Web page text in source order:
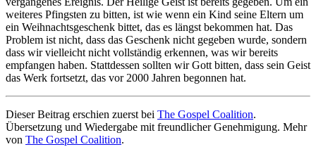
weiteres Pfingsten zu bitten, ist wie wenn ein Kind seine Eltern um
ein Weihnachtsgeschenk bittet, das es längst bekommen hat. Das
Problem ist nicht, dass das Geschenk nicht gegeben wurde, sondern
dass wir vielleicht nicht vollständig erkennen, was wir bereits
empfangen haben. Stattdessen sollten wir Gott bitten, dass sein Geist
das Werk fortsetzt, das vor 2000 Jahren begonnen hat.
Dieser Beitrag erschien zuerst bei The Gospel Coalition.
Übersetzung und Wiedergabe mit freundlicher Genehmigung. Mehr
von The Gospel Coalition.